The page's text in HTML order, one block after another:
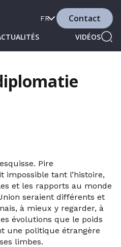
VIDÉOS
FR Contact
Pire
impossible tant l’histoire,
et les rapports au monde
seraient différents et
à mieux y regarder, à
évolutions que le poids
une politique étrangère
limbes.